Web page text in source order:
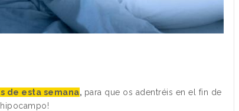
de esta semana, para que os adentréis en el fin de